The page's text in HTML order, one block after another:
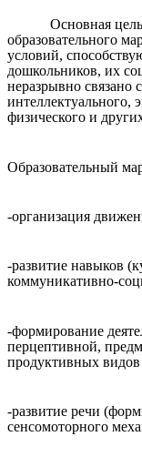
Основная
образовательного
условий,
дошкольников, их
неразрывно связано
интеллектуального,
физического и
Образовательный
-организация
-развитие навыков
коммуникативно-
-формирование
перцептивной,
продуктивных
-развитие речи
сенсомоторного